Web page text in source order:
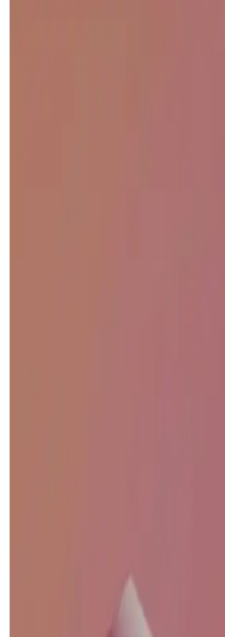
Televizyon Kanal
Televizyon kanal
TCL'nin akıllı televizyon
platformlarıyla yüksek
müşteri hizmetleri ve